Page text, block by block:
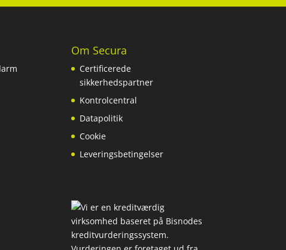
Om Secura
Certificerede
sikkerhedspartner
Kontrolcentral
Datapolitik
Cookie
Leveringsbetingelser